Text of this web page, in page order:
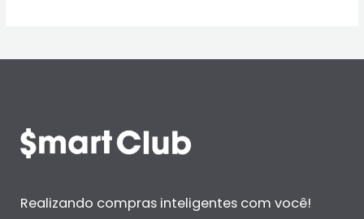
Realizando compras inteligentes com você!